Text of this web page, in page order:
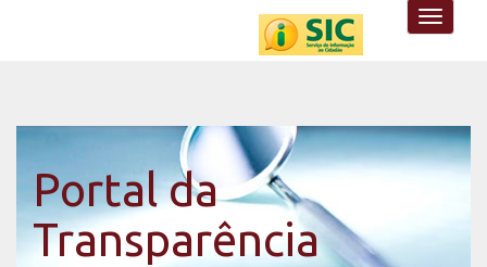
Toggle
Portal da
Transparência